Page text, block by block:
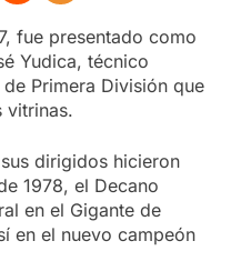
fue presentado como
Yudica, técnico
Primera División que
vitrinas.
dirigidos hicieron
1978, el Decano
en el Gigante de
en el nuevo campeón